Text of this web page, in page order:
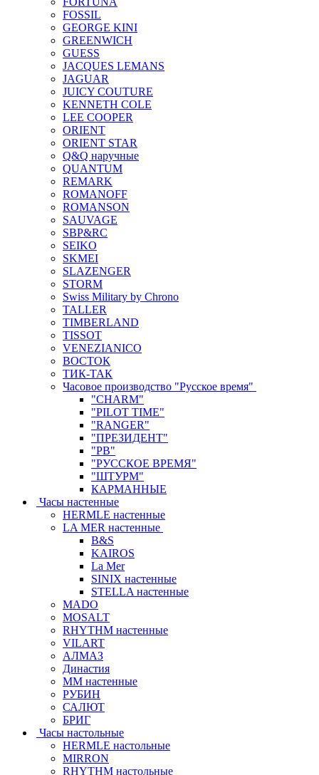
FOSSIL
GEORGE KINI
GREENWICH
GUESS
JACQUES LEMANS
JAGUAR
JUICY COUTURE
KENNETH COLE
LEE COOPER
ORIENT
ORIENT STAR
Q&Q наручные
QUANTUM
REMARK
ROMANOFF
ROMANSON
SAUVAGE
SBP&RC
SEIKO
SKMEI
SLAZENGER
STORM
Swiss Military by Chrono
TALLER
TIMBERLAND
TISSOT
VENEZIANICO
ВОСТОК
ТИК-ТАК
Часовое производство "Русское время"
"CHARM"
"PILOT TIME"
"RANGER"
"ПРЕЗИДЕНТ"
"РВ"
"РУССКОЕ ВРЕМЯ"
"ШТУРМ"
КАРМАННЫЕ
Часы настенные
HERMLE настенные
LA MER настенные
B&S
KAIROS
La Mer
SINIX настенные
STELLA настенные
MADO
MOSALT
RHYTHM настенные
VILART
АЛМАЗ
Династия
ММ настенные
РУБИН
САЛЮТ
БРИГ
Часы настольные
HERMLE настольные
MIRRON
RHYTHM настольные